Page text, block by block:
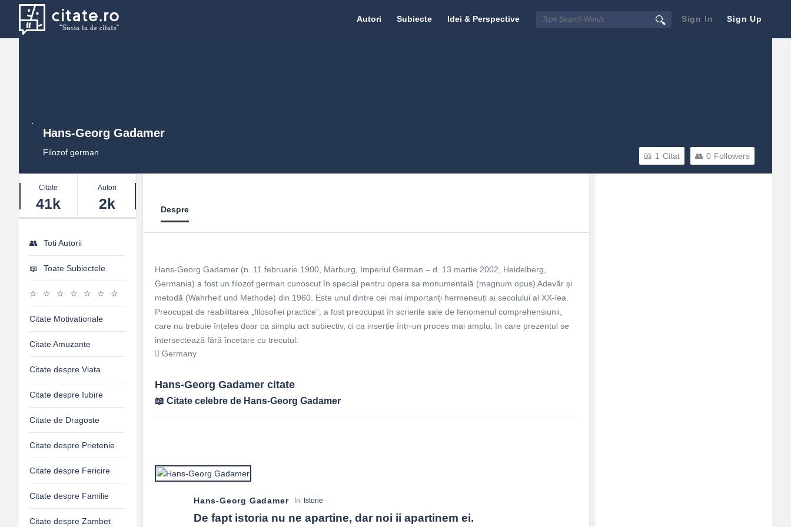
Sign In Sign Up
Citate.ro
Autori Subiecte Idei & Perspective
Hans-Georg Gadamer
Filozof german 0 Followers
1 Citat
Despre
Hans-Georg Gadamer (n. 11 februarie 1900, Marburg, Imperiul German – d. 13 martie 2002, Heidelberg,
Germania) a fost un filozof german cunoscut în special pentru opera sa monumentală (magnum opus) Adevăr și
metodă (Wahrheit und Methode) din 1960. Este unul dintre cei mai importanți hermeneuți ai secolului al XX-lea.
Preocupat de reabilitarea „filosofiei practice”, a fost preocupat în scrierile sale de fenomenul comprehensiunii,
care nu trebuie înțeles doar ca simplu act subiectiv, ci ca inserție într-un proces mai amplu, în care prezentul se
intersectează fără încetare cu trecutul.
Germany
Hans-Georg Gadamer citate
Citate celebre de Hans-Georg Gadamer
Hans-Georg Gadamer In: Istorie
De fapt istoria nu ne apartine, dar noi ii apartinem ei.
Stats
Citate
41k
Autori
2k
Toti Autorii
Toate Subiectele
Citate Motivationale
Citate Amuzante
Citate despre Viata
Citate despre Iubire
Citate de Dragoste
Citate despre Prietenie
Citate despre Fericire
Citate despre Familie
Citate despre Zambet